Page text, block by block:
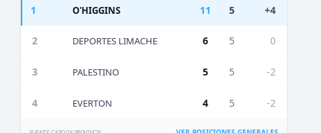
1 O'HIGGINS 11 5 +4
2 DEPORTES LIMACHE 6 5 0
3 PALESTINO 5 5 -2
4 EVERTON 4 5 -2